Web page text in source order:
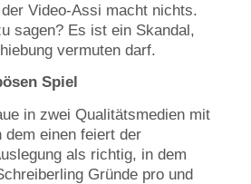
Video-Assi macht nichts.
sagen? Es ist ein Skandal,
vermuten darf.
Spiel
in zwei Qualitätsmedien mit
dem einen feiert der
als richtig, in dem
Gründe pro und